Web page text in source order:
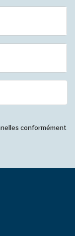
conformément